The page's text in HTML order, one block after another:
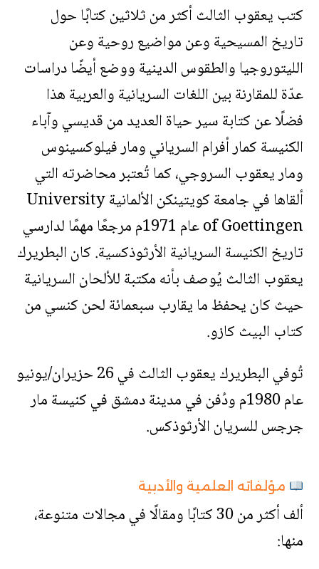
كتب يعقوب الثالث أكثر من ثلاثين كتابًا حول
تاريخ المسيحية وعن مواضيع روحية وعن
الليتوروجيا والطقوس الدينية ووضع أيضًا دراسات
عدّة للمقارنة بين اللغات السريانية والعربية هذا
فضلًا عن كتابة سير حياة العديد من قديسي وآباء
الكنيسة كمار أفرام السرياني ومار فيلوكسينوس
ومار يعقوب السروجي، كما تُعتبر محاضرته التي
ألقاها في جامعة كويتينكن الألمانية University
of Goettingen عام 1971م مرجعًا مهمًا لدارسي
تاريخ الكنيسة السريانية الأرثوذكسية. كان البطريرك
يعقوب الثالث يُوصف بأنه مكتبة للألحان السريانية
حيث كان يحفظ ما يقارب سبعمائة لحن كنسي من
كتاب البيث كازو.
تُوفي البطريرك يعقوب الثالث في 26 حزيران/يونيو
عام 1980م ودُفن في مدينة دمشق في كنيسة مار
جرجس للسريان الأرثوذكس.
مؤلفاته العلمية والأدبية
ألف أكثر من 30 كتابًا ومقالًا في مجالات متنوعة،
منها: